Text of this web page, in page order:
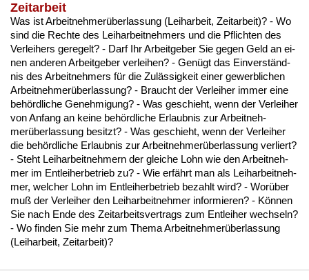
Zeitarbeit
Was ist Ar­beit­neh­merüber­las­sung (Leih­ar­beit, Zeit­ar­beit)? - Wo
sind die Rech­te des Leih­ar­beit­neh­mers und die Pflich­ten des
Ver­lei­hers ge­re­gelt? - Darf Ihr Ar­beit­ge­ber Sie ge­gen Geld an ei­
nen an­de­ren Ar­beit­ge­ber ver­lei­hen? - Genügt das Ein­verständ­
nis des Ar­beit­neh­mers für die Zulässig­keit ei­ner ge­werb­li­chen
Ar­beit­neh­merüber­las­sung? - Braucht der Ver­lei­her im­mer ei­ne
behörd­li­che Ge­neh­mi­gung? - Was ge­schieht, wenn der Ver­lei­her
von An­fang an kei­ne behörd­li­che Er­laub­nis zur Ar­beit­neh­
merüber­las­sung be­sitzt? - Was ge­schieht, wenn der Ver­lei­her
die behörd­li­che Er­laub­nis zur Ar­beit­neh­merüber­las­sung ver­liert?
- Steht Leih­ar­beit­neh­mern der glei­che Lohn wie den Ar­beit­neh­
mer im Ent­lei­her­be­trieb zu? - Wie erfährt man als Leih­ar­beit­neh­
mer, wel­cher Lohn im Ent­lei­her­be­trieb be­zahlt wird? - Worüber
muß der Ver­lei­her den Leih­ar­beit­neh­mer in­for­mie­ren? - Können
Sie nach En­de des Zeit­ar­beits­ver­trags zum Ent­lei­her wech­seln?
- Wo fin­den Sie mehr zum The­ma Ar­beit­neh­merüber­las­sung
(Leih­ar­beit, Zeit­ar­beit)?